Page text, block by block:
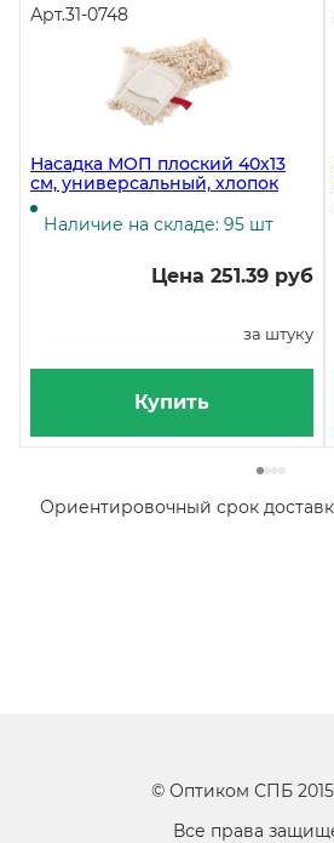
Арт.31-0748
Насадка МОП плоский 40х13
см, универсальный, хлопок
Наличие на складе: 95 шт
Цена 251.39 руб
за штуку
Купить
Ориентировочный срок
© Оптиком СПБ
Все права